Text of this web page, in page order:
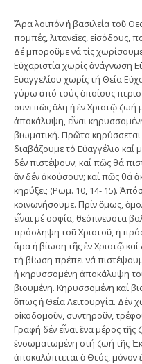
Ἄρα λοιπόν ἡ βασιλεία τοῦ
πομπές, λιτανεῖες, εἰσόδους,
Δέ μποροῦμε νά τίς
Εὐχαριστία χωρίς ἀνάγνωση
Εὐαγγελίου χωρίς τή Θεία
γύρω ἀπό τούς ὁποίους
συνεπῶς ὅλη ἡ ἐν Χριστῷ ζωή
ἀποκάλυψη, εἶναι
βιωματική. Πρῶτα
διαβάζουμε τό Εὐαγγέλιο
δέν πιστέψουν; καί πῶς θά
ἄν δέν ἀκούσουν; καί πῶς θά
κηρύξει; (Ρωμ. 10, 14- 15).
κοινωνήσουμε. Πρίν ὅμως,
εἶναι μέ σοφία, θεόπνευστα
πρόσληψη τοῦ Χριστοῦ, ἡ
ἄρα ἡ βίωση τῆς ἐν Χριστῷ
τή βίωση πρέπει νά
ἡ κηρυσσομένη ἀποκάλυψη
βιουμένη. Κηρυσσομένη καί
ὅπως ἡ Θεία Λειτουργία. Δέν
οἰκοδομοῦν, συντηροῦν,
Γραφή δέν εἶναι ἕνα μέρος τῆς
ἐνσωματωμένη στή ζωή τῆς
ἀποκαλύπτεται ὁ Θεός, μόνον